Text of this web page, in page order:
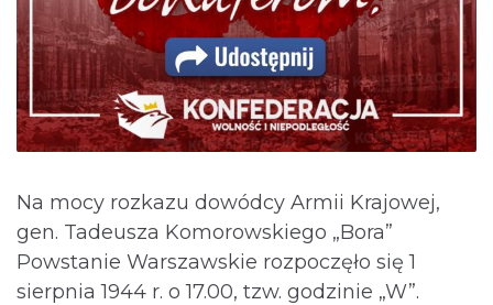
Na mocy rozkazu dowódcy Armii Krajowej,
gen. Tadeusza Komorowskiego „Bora”
Powstanie Warszawskie rozpoczęło się 1
sierpnia 1944 r. o 17.00, tzw. godzinie „W”.